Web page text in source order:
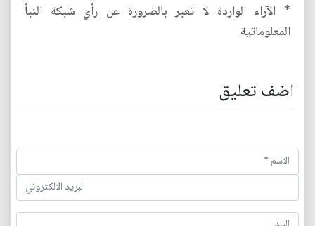
* الآراء الواردة لا تعبر بالضرورة عن رأي شبكة النبأ
المعلوماتية
اضف تعليق